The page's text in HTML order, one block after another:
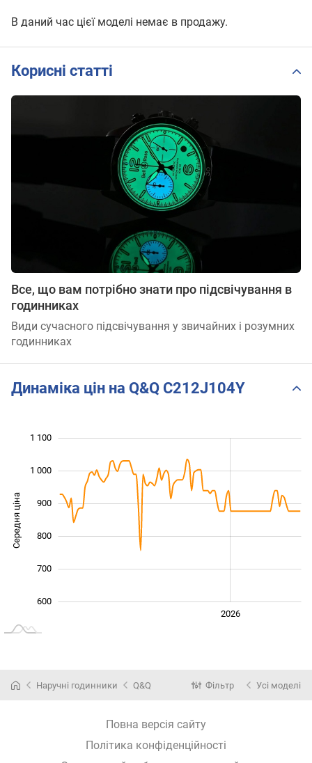
В даний час цієї моделі немає в продажу.
Корисні статті
Все, що вам потрібно знати про підсвічування в
годинниках
Види сучасного підсвічування у звичайних і розумних
годинниках
Динаміка цін на Q&Q C212J104Y
Середня ціна
600
700
800
900
1 000
1 100
2026
Наручні годинники Q&Q Фільтр Усі моделі
Повна версія сайту
Політика конфіденційності